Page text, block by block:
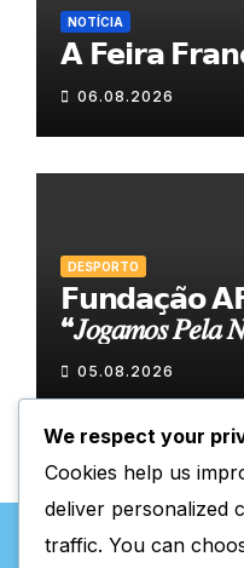
NOTÍCIA
𝗔 𝗙𝗲𝗶𝗿𝗮
06.08.2026
DESPORTO
𝗙𝘂𝗻𝗱𝗮𝗰̧𝗮̃𝗼
“𝐽𝑜𝑔𝑎𝑚𝑜𝑠 𝑃𝑒𝑙𝑎
05.08.2026
We respect your
Cookies help us
deliver personalized
traffic. You can